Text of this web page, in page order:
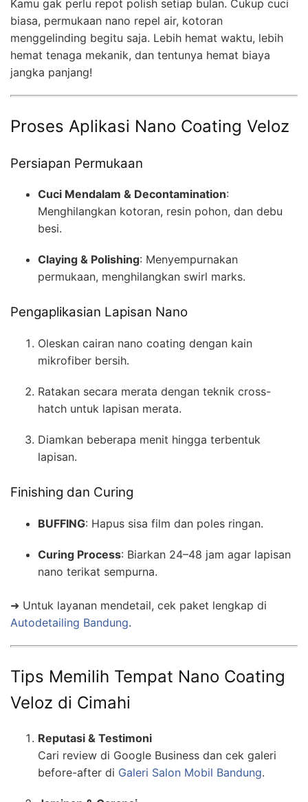
Kamu gak perlu repot polish setiap bulan. Cukup cuci
biasa, permukaan nano repel air, kotoran
menggelinding begitu saja. Lebih hemat waktu, lebih
hemat tenaga mekanik, dan tentunya hemat biaya
jangka panjang!
Proses Aplikasi Nano Coating Veloz
Persiapan Permukaan
Cuci Mendalam & Decontamination:
Menghilangkan kotoran, resin pohon, dan debu
besi.
Claying & Polishing: Menyempurnakan
permukaan, menghilangkan swirl marks.
Pengaplikasian Lapisan Nano
Oleskan cairan nano coating dengan kain
mikrofiber bersih.
Ratakan secara merata dengan teknik cross-
hatch untuk lapisan merata.
Diamkan beberapa menit hingga terbentuk
lapisan.
Finishing dan Curing
BUFFING: Hapus sisa film dan poles ringan.
Curing Process: Biarkan 24–48 jam agar lapisan
nano terikat sempurna.
➜ Untuk layanan mendetail, cek paket lengkap di
Autodetailing Bandung.
Tips Memilih Tempat Nano Coating
Veloz di Cimahi
Reputasi & Testimoni
Cari review di Google Business dan cek galeri
before-after di Galeri Salon Mobil Bandung.